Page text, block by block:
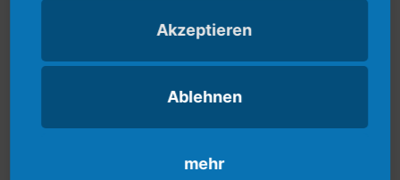
August2026
Akzeptieren
Ablehnen
mehr